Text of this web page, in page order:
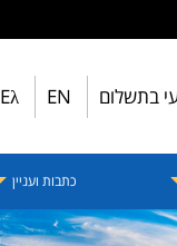
בתשלום EN
Eλ
כתבות ועניין